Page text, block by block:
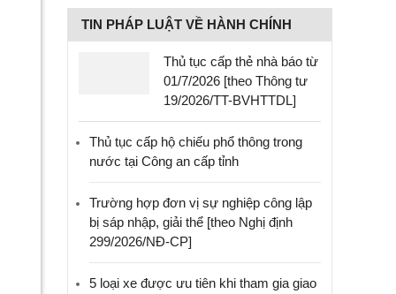
TIN PHÁP LUẬT VỀ HÀNH CHÍNH
Thủ tục cấp thẻ nhà báo từ
01/7/2026 [theo Thông tư
19/2026/TT-BVHTTDL]
Thủ tục cấp hộ chiếu phổ thông trong
nước tại Công an cấp tỉnh
Trường hợp đơn vị sự nghiệp công lập
bị sáp nhập, giải thể [theo Nghị định
299/2026/NĐ-CP]
5 loại xe được ưu tiên khi tham gia giao